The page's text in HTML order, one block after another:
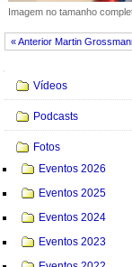
Imagem no tamanho
« Anterior Martin
Vídeos
Podcasts
Fotos
Eventos 2026
Eventos 2025
Eventos 2024
Eventos 2023